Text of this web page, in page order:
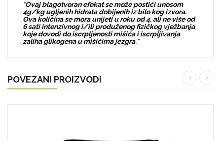
*Ovaj blagotvoran efekat se može postići unosom
4g/kg ugljenih hidrata dobijenih iz bilo kog izvora.
Ova količina se mora unijeti u roku od 4, ali ne više od
6 sati intenzivnog i/ili produženog fizičkog vježbanja
koje dovodi do iscrpljenosti mišića i iscrpljivanja
zaliha glikogena u mišićima jezgra.*
POVEZANI PROIZVODI